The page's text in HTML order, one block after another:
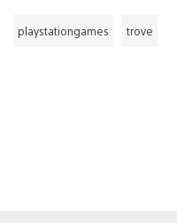
playstationgames trove